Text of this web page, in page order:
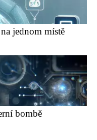
jednom místě
bombě